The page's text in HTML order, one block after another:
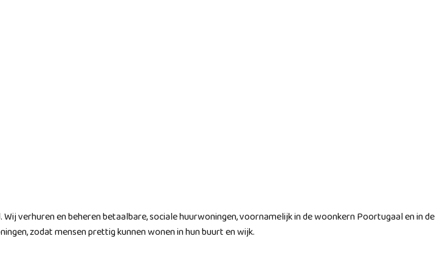
verhuren en beheren betaalbare, sociale huurwoningen, voornamelijk in de woonkern Poortugaal en in de
zodat mensen prettig kunnen wonen in hun buurt en wijk.